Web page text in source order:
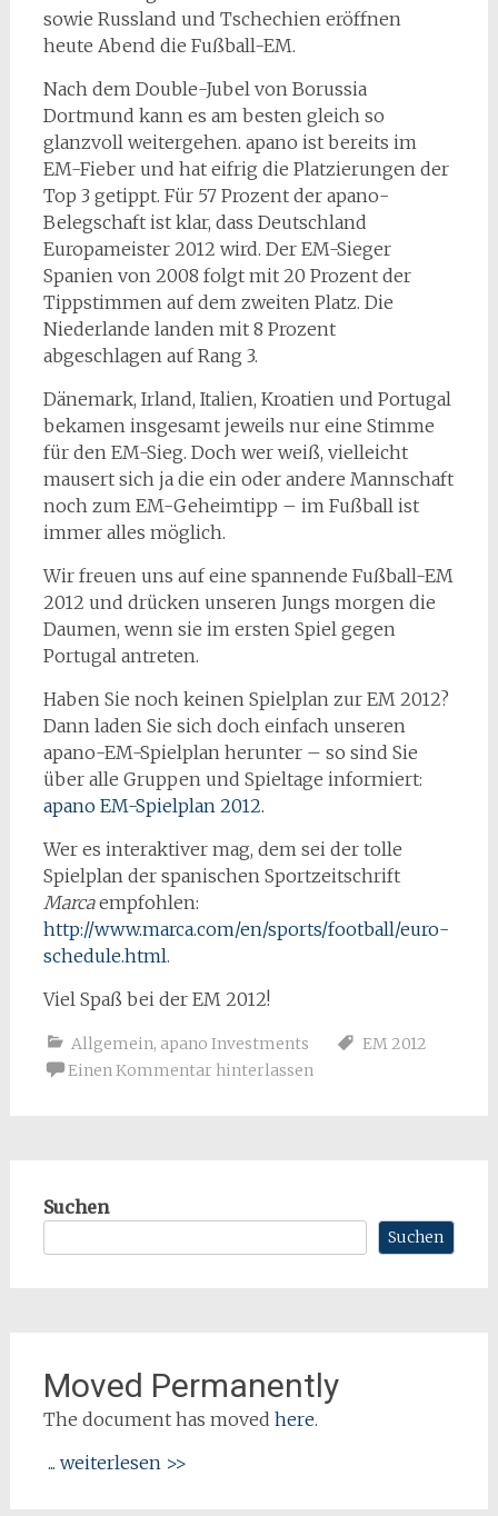
sowie Russland und Tschechien eröffnen
heute Abend die Fußball-EM.
Nach dem Double-Jubel von Borussia
Dortmund kann es am besten gleich so
glanzvoll weitergehen. apano ist bereits im
EM-Fieber und hat eifrig die Platzierungen der
Top 3 getippt. Für 57 Prozent der apano-
Belegschaft ist klar, dass Deutschland
Europameister 2012 wird. Der EM-Sieger
Spanien von 2008 folgt mit 20 Prozent der
Tippstimmen auf dem zweiten Platz. Die
Niederlande landen mit 8 Prozent
abgeschlagen auf Rang 3.
Dänemark, Irland, Italien, Kroatien und Portugal
bekamen insgesamt jeweils nur eine Stimme
für den EM-Sieg. Doch wer weiß, vielleicht
mausert sich ja die ein oder andere Mannschaft
noch zum EM-Geheimtipp – im Fußball ist
immer alles möglich.
Wir freuen uns auf eine spannende Fußball-EM
2012 und drücken unseren Jungs morgen die
Daumen, wenn sie im ersten Spiel gegen
Portugal antreten.
Haben Sie noch keinen Spielplan zur EM 2012?
Dann laden Sie sich doch einfach unseren
apano-EM-Spielplan herunter – so sind Sie
über alle Gruppen und Spieltage informiert:
apano EM-Spielplan 2012.
Wer es interaktiver mag, dem sei der tolle
Spielplan der spanischen Sportzeitschrift
Marcaempfohlen:
http://www.marca.com/en/sports/football/euro-
schedule.html.
Viel Spaß bei der EM 2012!
Allgemein, apano Investments
EM 2012
Einen Kommentar hinterlassen
Suchen
Suchen
Moved Permanently
The document has moved here.
... weiterlesen >>